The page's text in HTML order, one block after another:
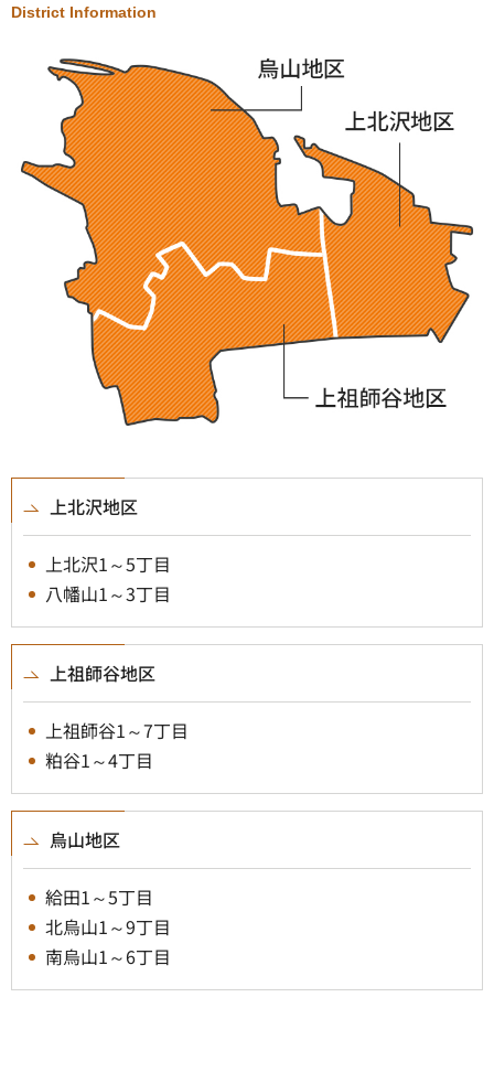
District Information
上北沢地区
上北沢1～5丁目
八幡山1～3丁目
上祖師谷地区
上祖師谷1～7丁目
粕谷1～4丁目
烏山地区
給田1～5丁目
北烏山1～9丁目
南烏山1～6丁目